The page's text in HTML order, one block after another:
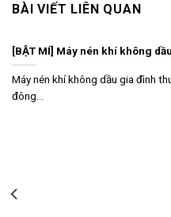
BÀI VIẾT LIÊN QUAN
[BẬT MÍ] Máy nén khí không
Máy nén khí không dầu gia đình
đông...